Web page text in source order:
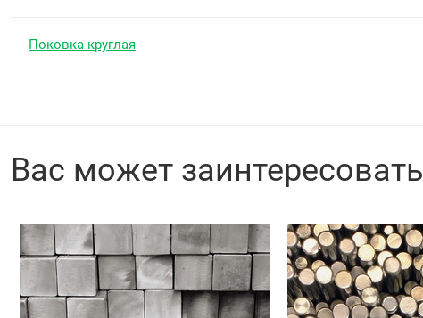
Поковка круглая
Вас может заинтересовать